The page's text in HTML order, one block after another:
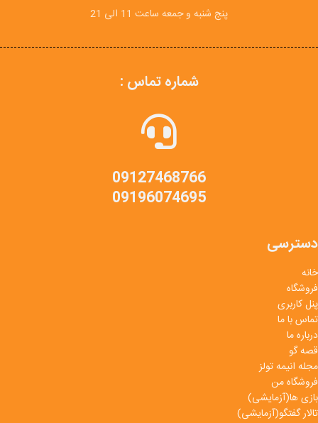
پنج شنبه و جمعه ساعت 11 الی 21
شماره تماس :
09127468766
09196074695
دسترسی
خانه
فروشگاه
پنل کاربری
تماس با ما
درباره ما
قصه گو
مجله انیمه تولز
فروشگاه من
بازی ها(آزمایشی)
تالار گفتگو(آزمایشی)